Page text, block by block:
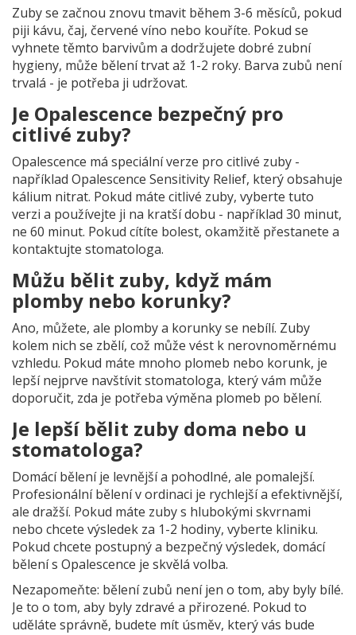
Zuby se začnou znovu tmavit během 3-6 měsíců, pokud
piji kávu, čaj, červené víno nebo kouříte. Pokud se
vyhnete těmto barvivům a dodržujete dobré zubní
hygieny, může bělení trvat až 1-2 roky. Barva zubů není
trvalá - je potřeba ji udržovat.
Je Opalescence bezpečný pro
citlivé zuby?
Opalescence má speciální verze pro citlivé zuby -
například Opalescence Sensitivity Relief, který obsahuje
kálium nitrat. Pokud máte citlivé zuby, vyberte tuto
verzi a používejte ji na kratší dobu - například 30 minut,
ne 60 minut. Pokud cítíte bolest, okamžitě přestanete a
kontaktujte stomatologa.
Můžu bělit zuby, když mám
plomby nebo korunky?
Ano, můžete, ale plomby a korunky se nebílí. Zuby
kolem nich se zbělí, což může vést k nerovnoměrnému
vzhledu. Pokud máte mnoho plomeb nebo korunk, je
lepší nejprve navštívit stomatologa, který vám může
doporučit, zda je potřeba výměna plomeb po bělení.
Je lepší bělit zuby doma nebo u
stomatologa?
Domácí bělení je levnější a pohodlné, ale pomalejší.
Profesionální bělení v ordinaci je rychlejší a efektivnější,
ale dražší. Pokud máte zuby s hlubokými skvrnami
nebo chcete výsledek za 1-2 hodiny, vyberte kliniku.
Pokud chcete postupný a bezpečný výsledek, domácí
bělení s Opalescence je skvělá volba.
Nezapomeňte: bělení zubů není jen o tom, aby byly bílé.
Je to o tom, aby byly zdravé a přirozené. Pokud to
uděláte správně, budete mít úsměv, který vás bude